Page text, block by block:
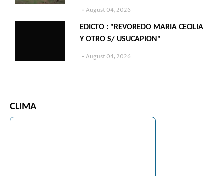
August 04, 2026
EDICTO : "REVOREDO MARIA CECILIA
Y OTRO S/ USUCAPION"
August 04, 2026
CLIMA